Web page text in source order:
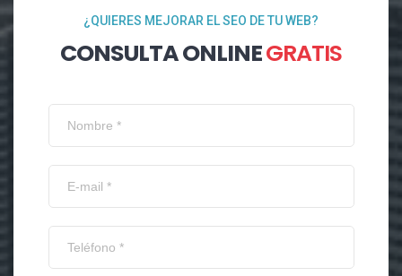
¿QUIERES MEJORAR EL SEO DE TU WEB?
CONSULTA ONLINEGRATIS